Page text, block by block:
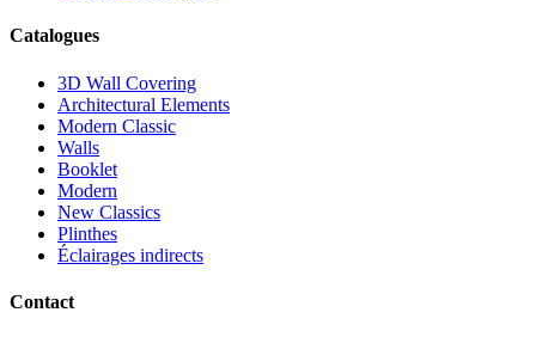
Catalogues
3D Wall Covering
Architectural Elements
Modern Classic
Walls
Booklet
Modern
New Classics
Plinthes
Éclairages indirects
Contact